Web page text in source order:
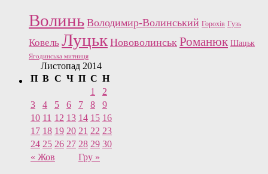
Волинь Володимир-Волинський Горохів Гузь
Ковель Луцьк Нововолинськ Романюк Шацьк
Ягодинська митниця
Листопад 2014
П В С Ч П С Н
« Жов Гру »
1
2
3
4 5 6 7 8
9
10 11 12 13 14 15 16
17 18 19 20 21 22 23
24 25 26 27 28 29 30